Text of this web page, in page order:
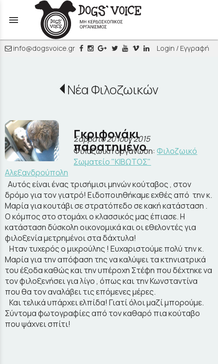
menu
info@dogsvoice.gr Login / Εγγραφή
Νέα Φιλοζωικών
Γκριφονάκι
παρατημένο
Σάββατο 20 Ιουν 2015
Φιλοζωική οργάνωση:Φιλοζωικό
Σωματείο "ΚΙΒΩΤΟΣ"
Αλεξανδρούπολη
Αυτός είναι ένας τρισήμισι μηνών κούταβος , στον
δρόμο για τον γιατρό! Ειδοποιηθήκαμε εχθές από την κ.
Μαρία για κουτάβι σε στρατόπεδο σε κακή κατάσταση .
Ο κόμπος στο στομάχι ο κλασσικός μας έπιασε. Η
κατάσταση δύσκολη οικονομικά και οι εθελοντές για
φιλοξενία μετρημένοι στα δάχτυλα!
Ηταν τυχερός ο μικρούλης ! Ευχαριστούμε πολύ την κ.
Μαρία για την απόφαση της να καλύψει τα κτηνιατρικά
του έξοδα καθώς και την υπέροχη Στέφη που δέχτηκε να
τον φιλοξενήσει για λίγο , όπως και την Κωνσταντίνα
που θα τον αναλάβει τις επόμενες μέρες.
Και τελικά υπάρχει ελπίδα! Γιατί όλοι μαζί μπορούμε.
Σύντομα φωτογραφίες από τον καθαρό πια κούταβο
που ψάχνει σπίτι!